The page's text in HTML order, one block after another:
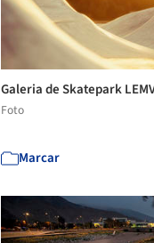
Galeria de Skatepark
Foto
Marcar